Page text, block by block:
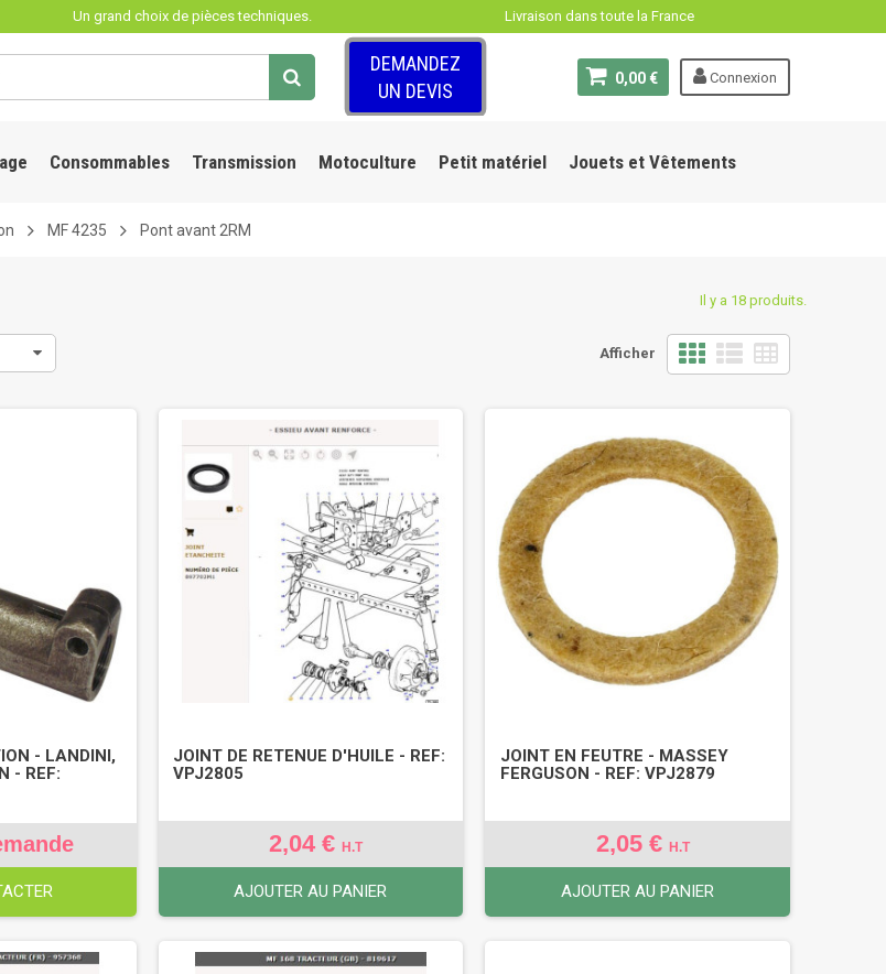
Un grand choix de pièces techniques. Livraison dans toute la France
Connexion
0,00 €
DEMANDEZ
UN DEVIS
Consommables Transmission Motoculture Petit matériel Jouets et Vêtements
MF 4235 Pont avant 2RM
Il y a 18 produits.
Afficher
- LANDINI,
- REF:
JOINT DE RETENUE D'HUILE - REF:
VPJ2805
2,04 €H.T
AJOUTER AU PANIER
JOINT EN FEUTRE - MASSEY
FERGUSON - REF: VPJ2879
2,05 €H.T
AJOUTER AU PANIER